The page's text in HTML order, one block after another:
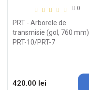
0
PRT - Arborele de
transmisie (gol, 760 mm)
PRT-10/PRT-7
420.00 lei